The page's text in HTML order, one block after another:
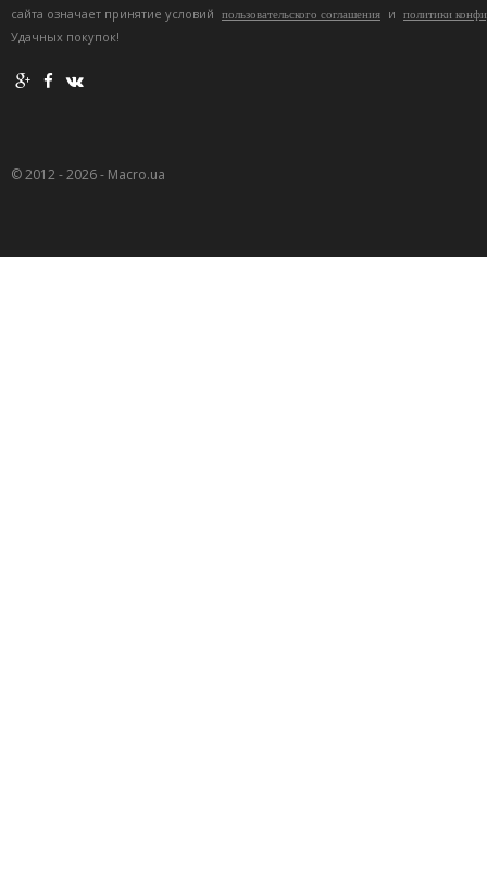
сайта означает принятие условий
пользовательского соглашения и политики
Удачных покупок!
© 2012 - 2026 - Macro.ua